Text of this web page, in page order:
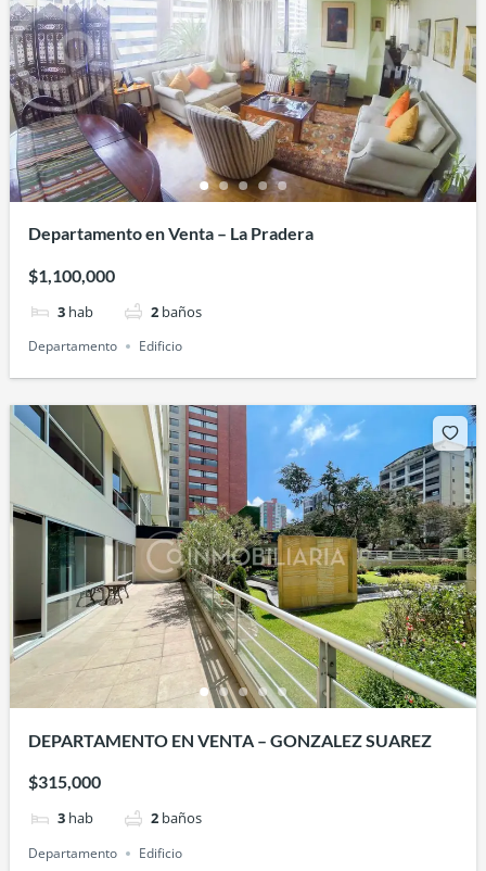
Departamento en Venta – La Pradera
$1,100,000
3 hab 2 baños
Departamento Edificio
DEPARTAMENTO EN VENTA – GONZALEZ SUAREZ
$315,000
3 hab 2 baños
Departamento Edificio